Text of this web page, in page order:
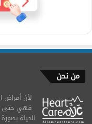
من نحن
لأن أمراض
فهي حتى
الحياة